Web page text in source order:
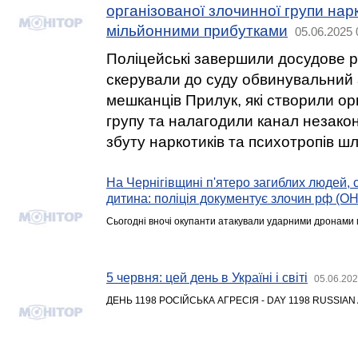
організованої злочинної групи
мільйонними прибутками
05.06.2025
Поліцейські завершили досудове
скерували до суду
мешканців Прилук, які створили
групу та налагодили канал
збуту наркотиків та психотропів
На Чернігівщині п'ятеро загиблих людей,
дитина: поліція документує злочин рф
Сьогодні вночі окупанти атакували ударними дронами
5 червня: цей день в Україні і світі
ДЕНЬ 1198 РОСІЙСЬКА АГРЕСІЯ - DAY 1198 RUSSIAN